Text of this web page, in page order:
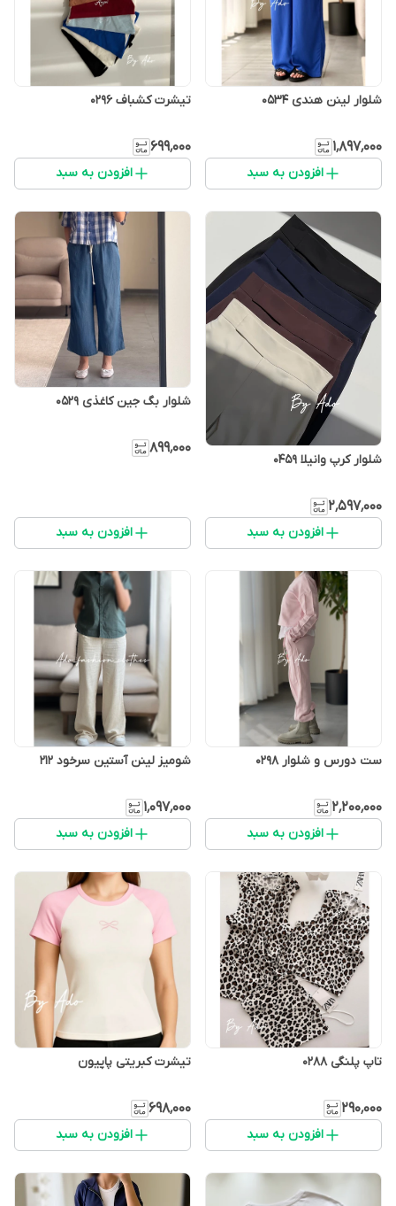
شلوار لینن هندی 0534
۱٬۸۹۷٬۰۰۰
افزودن به سبد
تیشرت کشباف 0296
۶۹۹٬۰۰۰
افزودن به سبد
شلوار کرپ وانیلا 0459
۲٬۵۹۷٬۰۰۰
افزودن به سبد
شلوار بگ جین کاغذی 0529
۸۹۹٬۰۰۰
افزودن به سبد
ست دورس و شلوار 0298
۲٬۲۰۰٬۰۰۰
افزودن به سبد
شومیز لینن آستین سرخود ٢١٢
۱٬۰۹۷٬۰۰۰
افزودن به سبد
تاپ پلنگی 0288
۲۹۰٬۰۰۰
افزودن به سبد
تیشرت کبریتی پاپیون
۶۹۸٬۰۰۰
افزودن به سبد